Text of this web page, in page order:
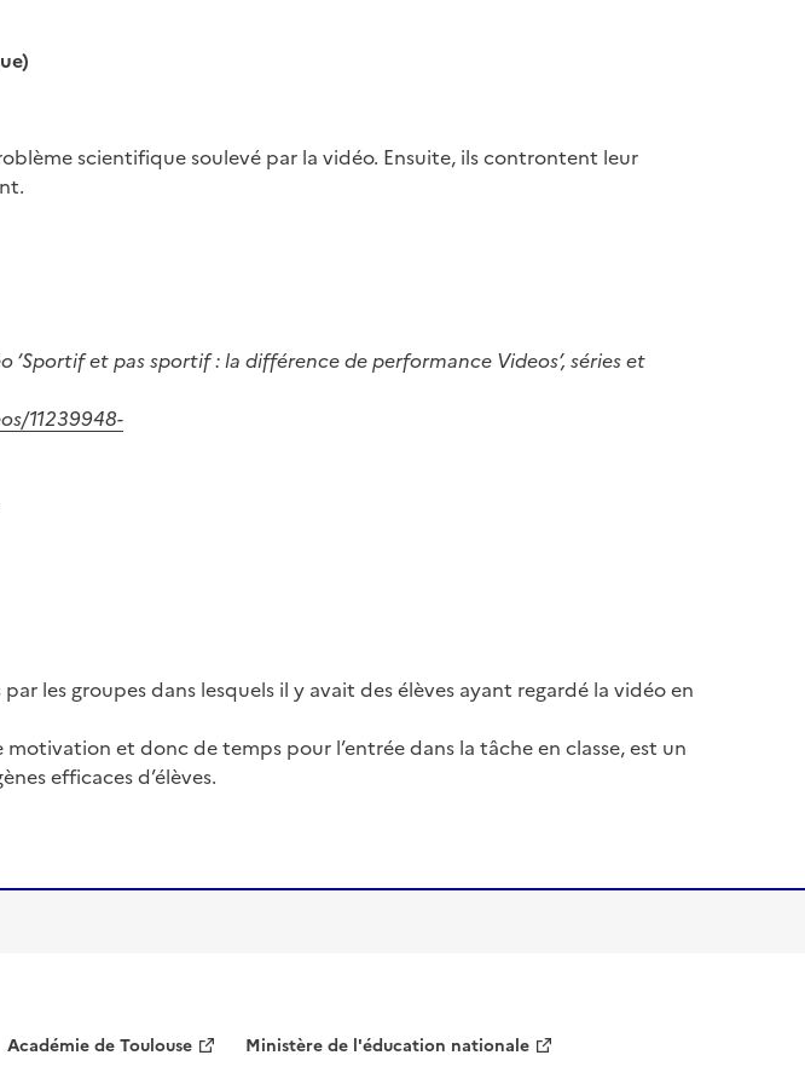
scientifique soulevé par la vidéo. Ensuite, ils controntent leur
et pas sportif : la différence de performance Videos’, séries et
11239948-
les groupes dans lesquels il y avait des élèves ayant regardé la vidéo en
et donc de temps pour l’entrée dans la tâche en classe, est un
efficaces d’élèves.
Académie de Toulouse
Ministère de l'éducation nationale